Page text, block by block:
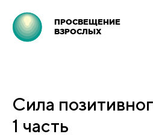
ПРОСВЕЩЕНИЕ
ВЗРОСЛЫХ
Сила
1 часть